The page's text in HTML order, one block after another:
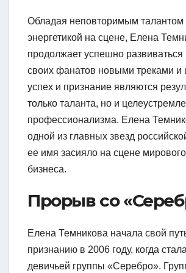
Обладая неповторимым талантом
энергетикой на сцене, Елена
продолжает успешно развиваться
своих фанатов новыми треками и
успех и признание являются
только таланта, но и
профессионализма. Елена
одной из главных звезд
ее имя засияло на сцене
бизнеса.
Прорыв со
Елена Темникова начала свой
признанию в 2006 году, когда
девичьей группы «Серебро».